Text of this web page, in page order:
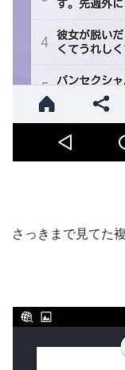
さっきまで見てた